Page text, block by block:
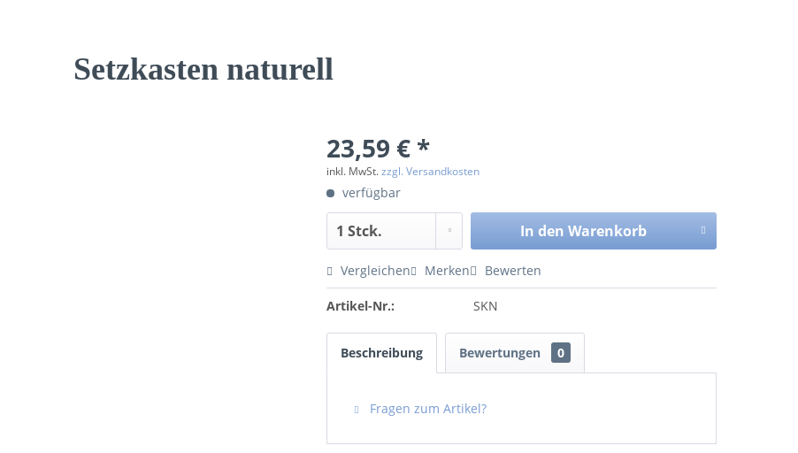
Setzkasten naturell
23,59 € *
inkl. MwSt.zzgl. Versandkosten
verfügbar
In den Warenkorb
Vergleichen Merken Bewerten
Artikel-Nr.: SKN
Beschreibung Bewertungen 0
Fragen zum Artikel?